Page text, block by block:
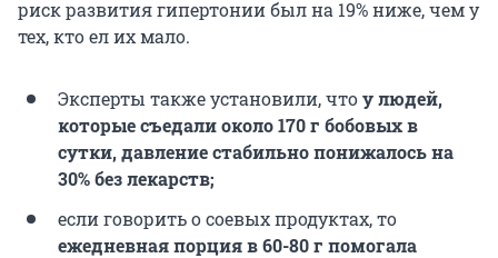
риск развития гипертонии был на 19% ниже, чем у
тех, кто ел их мало.
Эксперты также установили, чтоу людей,
которые съедали около 170 г бобовых в
сутки, давление стабильно понижалось на
30% без лекарств;
если говорить о соевых продуктах, то
ежедневная порция в 60-80 г помогала